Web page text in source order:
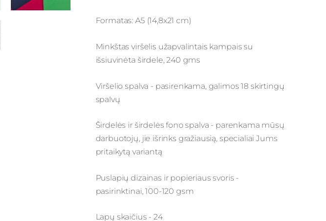
Formatas: A5 (14,8x21 cm)
Minkštas viršelis užapvalintais kampais su
išsiuvinėta širdele, 240 gms
Viršelio spalva - pasirenkama, galimos 18 skirtingų
spalvų
Širdelės ir širdelės fono spalva - parenkama mūsų
darbuotojų, jie išrinks gražiausią, specialiai Jums
pritaikytą variantą
Puslapių dizainas ir popieriaus svoris -
pasirinktinai, 100-120 gsm
Lapų skaičius - 24